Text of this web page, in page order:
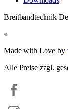
Breitbandtechnik
Made with Love by
Alle Preise zzgl.